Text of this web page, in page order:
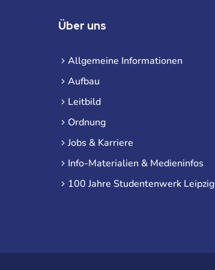
Über uns
Allgemeine Informationen
Aufbau
Leitbild
Ordnung
Jobs & Karriere
Info-Materialien & Medieninfos
100 Jahre Studentenwerk Leipzig